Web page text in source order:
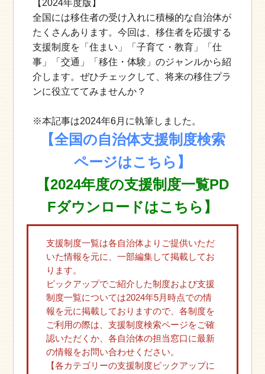
【2024年度版】
全国には移住者の受け入れに積極的な自治体が
たくさんあります。今回は、移住者を応援する
支援制度を「住まい」「子育て・教育」「仕
事」「交通」「移住・体験」のジャンルから紹
介します。ぜひチェックして、将来の移住プラ
ンに役立ててみませんか？
※本記事は2024年6月に執筆しました。
【全国の自治体支援制度検索
ページはこちら】
【2024年度の支援制度一覧PD
Fダウンロードはこちら】
支援制度一覧は各自治体よりご提供いただ
いた情報を元に、一部編集して掲載してお
ります。
ピックアップでご紹介した制度および支援
制度一覧については2024年5月時点での情
報を元に掲載しておりますので、各制度を
ご利用の際は、支援制度検索ページをご確
認いただくか、各自治体の担当窓口に最新
の情報をお問い合わせください。
【各カテゴリーの支援制度ピックアップに